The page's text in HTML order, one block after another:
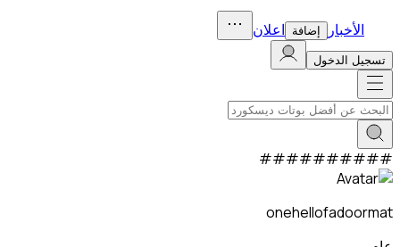
الأخبار إضافة اعلان
تسجيل الدخول
#
#
#
#
#
#
#
#
#
#
onehellofadoormat